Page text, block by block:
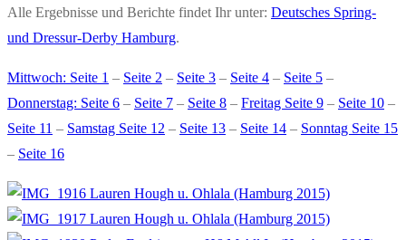
Alle Ergebnisse und Berichte findet Ihr unter: Deutsches Spring-
und Dressur-Derby Hamburg.
Mittwoch: Seite 1 – Seite 2 – Seite 3 – Seite 4 – Seite 5 –
Donnerstag: Seite 6 – Seite 7 – Seite 8 – Freitag Seite 9 – Seite 10 –
Seite 11 – Samstag Seite 12 – Seite 13 – Seite 14 – Sonntag Seite 15
– Seite 16